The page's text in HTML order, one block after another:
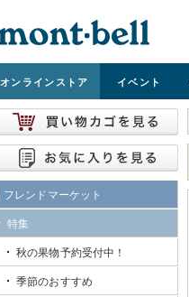
オンラインストア イベント
フレンドマーケット
特集
秋の果物予約受付中！
季節のおすすめ